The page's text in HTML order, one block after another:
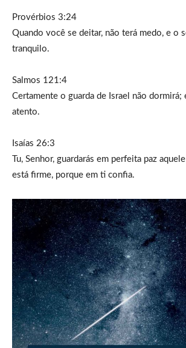
Provérbios 3:24
Quando você se deitar, não terá medo, e o
tranquilo.
Salmos 121:4
Certamente o guarda de Israel não dormirá;
atento.
Isaías 26:3
Tu, Senhor, guardarás em perfeita paz
está firme, porque em ti confia.